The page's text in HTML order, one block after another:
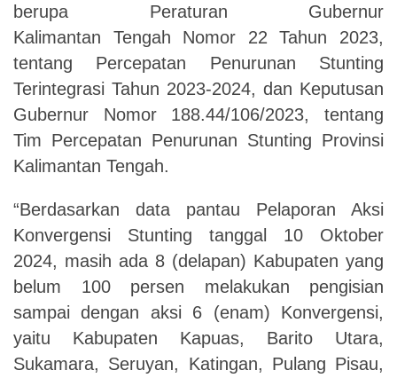
berupa Peraturan Gubernur
Kalimantan Tengah Nomor 22 Tahun 2023,
tentang Percepatan Penurunan Stunting
Terintegrasi Tahun 2023-2024, dan Keputusan
Gubernur Nomor 188.44/106/2023, tentang
Tim Percepatan Penurunan Stunting Provinsi
Kalimantan Tengah.
“Berdasarkan data pantau Pelaporan Aksi
Konvergensi Stunting tanggal 10 Oktober
2024, masih ada 8 (delapan) Kabupaten yang
belum 100 persen melakukan pengisian
sampai dengan aksi 6 (enam) Konvergensi,
yaitu Kabupaten Kapuas, Barito Utara,
Sukamara, Seruyan, Katingan, Pulang Pisau,